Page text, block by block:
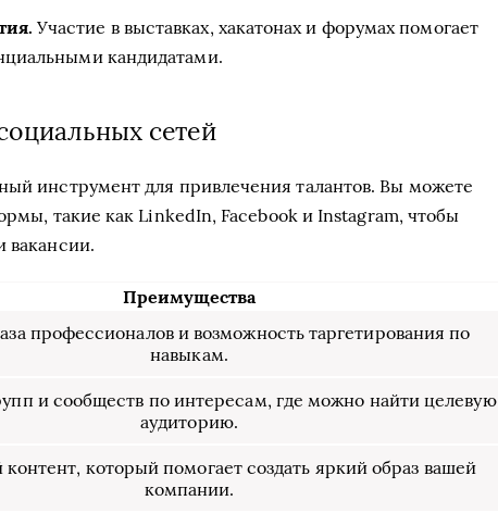
Участие в выставках, хакатонах и форумах помогает
кандидатами.
сетей
инструмент для привлечения талантов. Вы можете
такие как LinkedIn, Facebook и Instagram, чтобы
вакансии.
Преимущества
профессионалов и возможность таргетирования по
навыкам.
и сообществ по интересам, где можно найти целевую
аудиторию.
контент, который помогает создать яркий образ вашей
компании.